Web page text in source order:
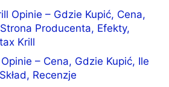
Opinie – Gdzie Kupić, Cena,
Strona Producenta, Efekty,
Krill
– Cena, Gdzie Kupić, Ile
Recenzje